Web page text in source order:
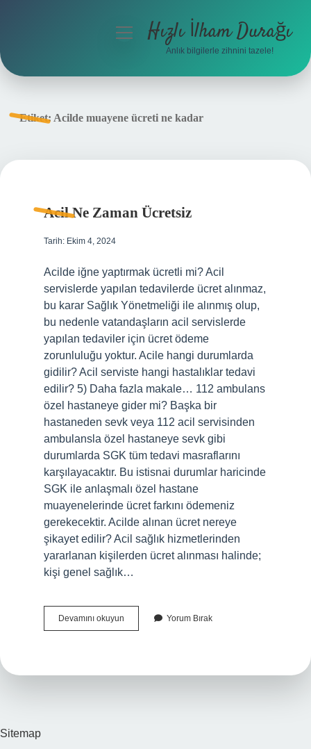
menüyüHızlı İlham Durağı
Anlık bilgilerle zihnini tazele!
Etiket: Acilde muayene ücreti ne kadar
Acil Ne Zaman Ücretsiz
Tarih: Ekim 4, 2024
Acilde iğne yaptırmak ücretli mi? Acil
servislerde yapılan tedavilerde ücret alınmaz,
bu karar Sağlık Yönetmeliği ile alınmış olup,
bu nedenle vatandaşların acil servislerde
yapılan tedaviler için ücret ödeme
zorunluluğu yoktur. Acile hangi durumlarda
gidilir? Acil serviste hangi hastalıklar tedavi
edilir? 5) Daha fazla makale… 112 ambulans
özel hastaneye gider mi? Başka bir
hastaneden sevk veya 112 acil servisinden
ambulansla özel hastaneye sevk gibi
durumlarda SGK tüm tedavi masraflarını
karşılayacaktır. Bu istisnai durumlar haricinde
SGK ile anlaşmalı özel hastane
muayenelerinde ücret farkını ödemeniz
gerekecektir. Acilde alınan ücret nereye
şikayet edilir? Acil sağlık hizmetlerinden
yararlanan kişilerden ücret alınması halinde;
kişi genel sağlık…
Devamını okuyun
Ne
Yorum Bırak
Sitemap